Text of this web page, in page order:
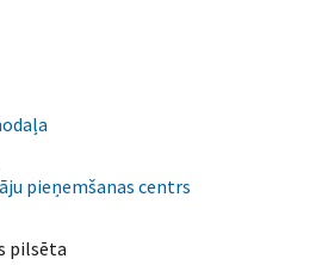
pieņemšanas centrs
pilsēta